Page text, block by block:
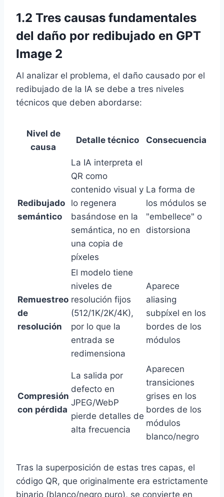
1.2 Tres causas fundamentales
del daño por redibujado en GPT
Image 2
Al analizar el problema, el daño causado por el
redibujado de la IA se debe a tres niveles
técnicos que deben abordarse:
Nivel de
causa
Detalle técnico Consecuencia
Redibujado
semántico
La IA interpreta el
QR como
contenido visual y
lo regenera
basándose en la
semántica, no en
una copia de
píxeles
La forma de
los módulos se
"embellece" o
distorsiona
Remuestreo
de
resolución
El modelo tiene
niveles de
resolución fijos
(512/1K/2K/4K),
por lo que la
entrada se
redimensiona
Aparece
aliasing
subpíxel en los
bordes de los
módulos
Compresión
con pérdida
La salida por
defecto en
JPEG/WebP
pierde detalles de
alta frecuencia
Aparecen
transiciones
grises en los
bordes de los
módulos
blanco/negro
Tras la superposición de estas tres capas, el
código QR, que originalmente era estrictamente
binario (blanco/negro puro), se convierte en